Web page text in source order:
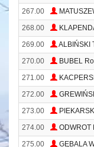
267.00
268.00
269.00 ALBIŃSKI
270.00 BUBEL
271.00
272.00
273.00
274.00 ODWROT
275.00 GĘBALA